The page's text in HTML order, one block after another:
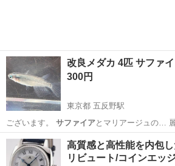
改良メダカ 4匹 サファ
300円
東京都 五反野駅
ございます。 サファイアとマリアージュの… 麗
イアより白が強いです…
東京 足立区 五反野駅 その他
高質感と高性能を内包
リビュート/コインエッ